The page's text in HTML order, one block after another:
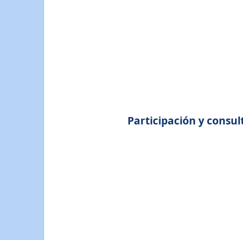
Participación y